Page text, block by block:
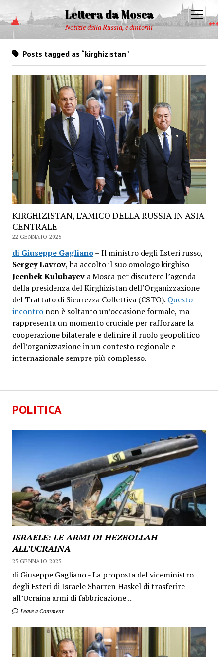
Lettera da Mosca
Notizie dalla Russia, e dintorni
open
menu
POLITICA
ISRAELE: LE ARMI DI HEZBOLLAH
ALL’UCRAINA
25 GENNAIO 2025
di Giuseppe Gagliano - La proposta del viceministro
degli Esteri di Israele Sharren Haskel di trasferire
all’Ucraina armi di fabbricazione...
Leave a Comment
Posts tagged as “kirghizistan”
KIRGHIZISTAN, L’AMICO DELLA RUSSIA IN ASIA
CENTRALE
22 GENNAIO 2025
di Giuseppe Gagliano– Il ministro degli Esteri russo,
Sergey Lavrov, ha accolto il suo omologo kirghiso
Jeenbek Kulubayeva Mosca per discutere l’agenda
della presidenza del Kirghizistan dell’Organizzazione
del Trattato di Sicurezza Collettiva (CSTO). Questo
incontronon è soltanto un’occasione formale, ma
rappresenta un momento cruciale per rafforzare la
cooperazione bilaterale e definire il ruolo geopolitico
dell’organizzazione in un contesto regionale e
internazionale sempre più complesso.